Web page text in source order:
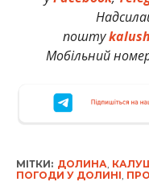
пошту
Мобільний
МІТКИ: ДОЛИНА,
ПОГОДИ У ДОЛИНІ,